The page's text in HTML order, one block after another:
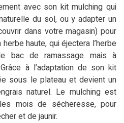
avec son kit mulching qui
du sol, ou y adapter un
dans votre magasin) pour
haute, qui éjectera l’herbe
bac de ramassage mais à
à l’adaptation de son kit
sous le plateau et devient un
naturel. Le mulching est
mois de sécheresse, pour
et de jaunir.